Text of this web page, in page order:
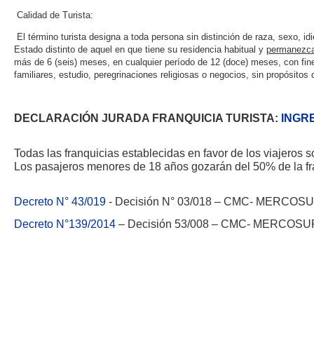
Calidad de Turista:
El término turista designa a toda persona sin distinción de raza, sexo,
Estado distinto de aquel en que tiene su residencia habitual y
más de 6 (seis) meses, en cualquier período de 12 (doce) meses, con
familiares, estudio, peregrinaciones religiosas o negocios, sin propósitos
DECLARACIÓN JURADA FRANQUICIA TURISTA:
Todas las franquicias establecidas en favor de los viajeros
Los pasajeros menores de 18 años gozarán del 50% de la
Decreto N° 43/019 - Decisión N° 03/018 – CMC-
Decreto N°139/2014 – Decisión 53/008 – CMC-